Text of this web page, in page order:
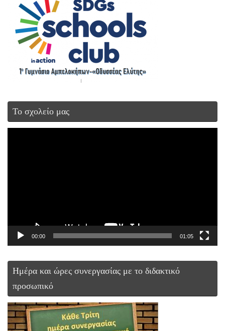
Το σχολείο μας
00:00 01:05
Ημέρα και ώρες συνεργασίας με το διδακτικό
προσωπικό